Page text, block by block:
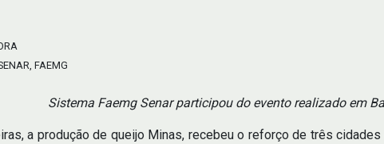
FAEMG
Sistema Faemg Senar participou do evento realizado em
a produção de queijo Minas, recebeu o reforço de três